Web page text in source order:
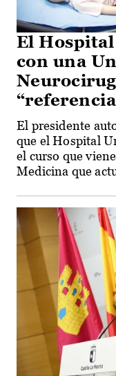
El Hospital
con una
El presidente
que el Hospital
el curso que
Medicina que